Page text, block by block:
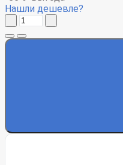
Нашли дешевле?